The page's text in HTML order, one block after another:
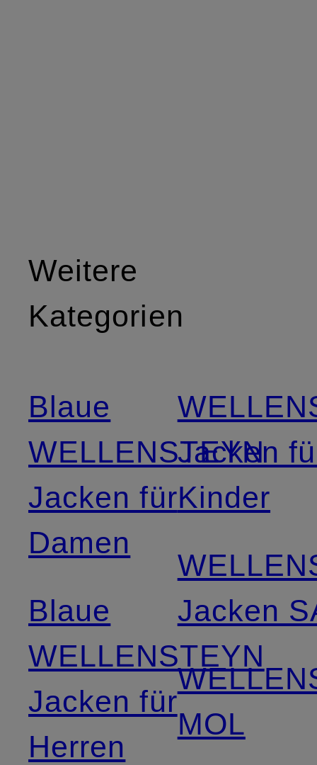
Weitere
Kategorien
Blaue
WELLENSTEYN
Jacken für
Damen
Blaue
WELLENSTEYN
Jacken für
Herren
Jacken
Kinder
Jacken
MOL